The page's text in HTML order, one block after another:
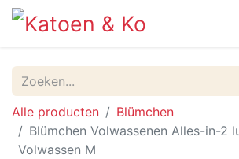
Alle producten
Blümchen
Blümchen Volwassenen Alles-in-2
Volwassen M